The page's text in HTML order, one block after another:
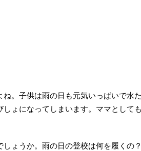
。子供は雨の日も元気いっぱいで水た
ょになってしまいます。ママとしても
ょうか。雨の日の登校は何を履くの？